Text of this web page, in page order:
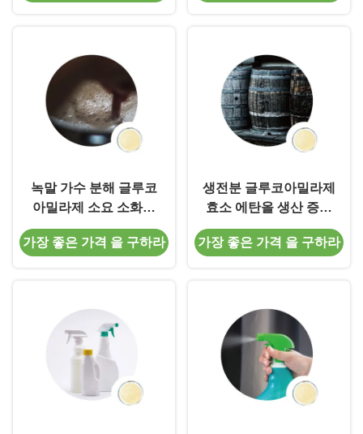
녹말 가수 분해 글루코
아밀라제 소요 소화를
돕는 고변화 금리
가장 좋은 가격 을 구하라
생전분 글루코아밀라제
효소 에탄올 생산 증류
물 정신 맥주 양조
가장 좋은 가격 을 구하라